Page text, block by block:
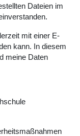
Dateien im
mit einer E-
kann. In diesem
meine Daten